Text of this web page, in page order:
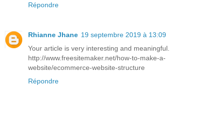
Répondre
Rhianne Jhane 19 septembre 2019 à 13:09
Your article is very interesting and meaningful.
http://www.freesitemaker.net/how-to-make-a-
website/ecommerce-website-structure
Répondre